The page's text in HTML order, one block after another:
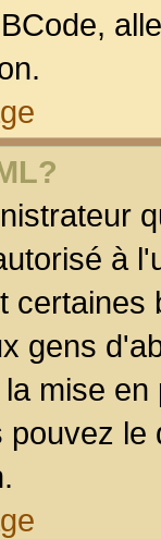
à
gens
mise